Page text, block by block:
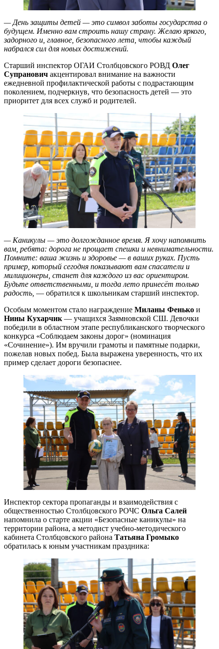
— День защиты детей — это символ заботы государства о
будущем. Именно вам строить нашу страну. Желаю яркого,
задорного и, главное, безопасного лета, чтобы каждый
набрался сил для новых достижений.
Старший инспектор ОГАИ Столбцовского РОВД Олег
Супранович акцентировал внимание на важности
ежедневной профилактической работы с подрастающим
поколением, подчеркнув, что безопасность детей — это
приоритет для всех служб и родителей.
— Каникулы — это долгожданное время. Я хочу напомнить
вам, ребята: дорога не прощает спешки и невнимательности.
Помните: ваша жизнь и здоровье — в ваших руках. Пусть
пример, который сегодня показывают вам спасатели и
милиционеры, станет для каждого из вас ориентиром.
Будьте ответственными, и тогда лето принесёт только
радость, — обратился к школьникам старший инспектор.
Особым моментом стало награждение Миланы Фенько и
Нины Кухарчик — учащихся Заямновской СШ. Девочки
победили в областном этапе республиканского творческого
конкурса «Соблюдаем законы дорог» (номинация
«Сочинение»). Им вручили грамоты и памятные подарки,
пожелав новых побед. Была выражена уверенность, что их
пример сделает дороги безопаснее.
Инспектор сектора пропаганды и взаимодействия с
общественностью Столбцовского РОЧС Ольга Салей
напомнила о старте акции «Безопасные каникулы» на
территории района, а методист учебно-методического
кабинета Столбцовского района Татьяна Громыко
обратилась к юным участникам праздника: